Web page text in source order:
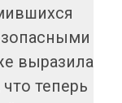
выразила
теперь